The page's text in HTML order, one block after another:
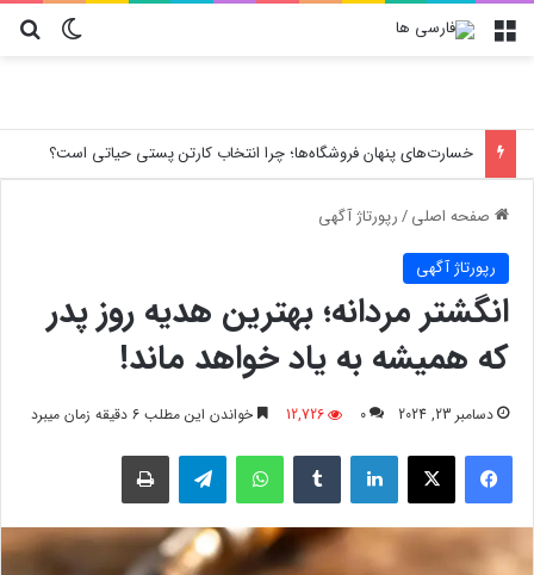
تغییر منو
خسارت‌های پنهان فروشگاه‌ها؛ چرا انتخاب کارتن پستی حیاتی است؟
صفحه اصلی/رپورتاژ آگهی
رپورتاژ آگهی
انگشتر مردانه؛ بهترین هدیه روز پدر
که همیشه به یاد خواهد ماند!
دسامبر 23, 2024 0
12,726 خواندن این مطلب 6 دقیقه زمان میبرد
فیسبوک لینکدین واتس آپ